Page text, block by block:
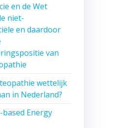
en de Wet
niet-
en daardoor
van
wettelijk
in Nederland?
based Energy